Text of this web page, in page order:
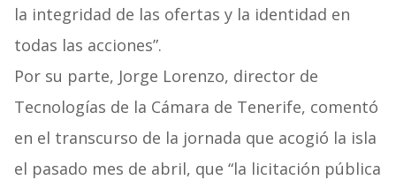
la integridad de las ofertas y la identidad en
todas las acciones”.
Por su parte, Jorge Lorenzo, director de
Tecnologías de la Cámara de Tenerife, comentó
en el transcurso de la jornada que acogió la isla
el pasado mes de abril, que “la licitación pública